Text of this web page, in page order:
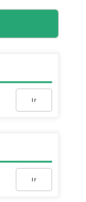
Ir
Ir